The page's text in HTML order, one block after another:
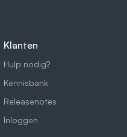
Klanten
Hulp nodig?
Kennisbank
Releasenotes
Inloggen